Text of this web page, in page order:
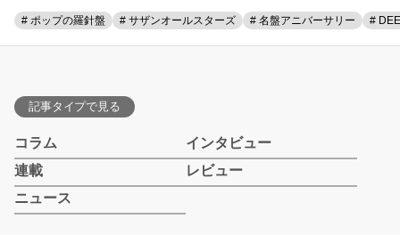
# ポップの羅針盤 # サザンオールスターズ # 名盤アニバーサリー #
記事タイプで見る
コラム
インタビュー
連載
レビュー
ニュース